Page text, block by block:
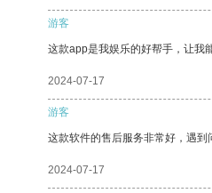
游客
这款app是我娱乐的好帮手，让我
2024-07-17
游客
这款软件的售后服务非常好，遇到
2024-07-17